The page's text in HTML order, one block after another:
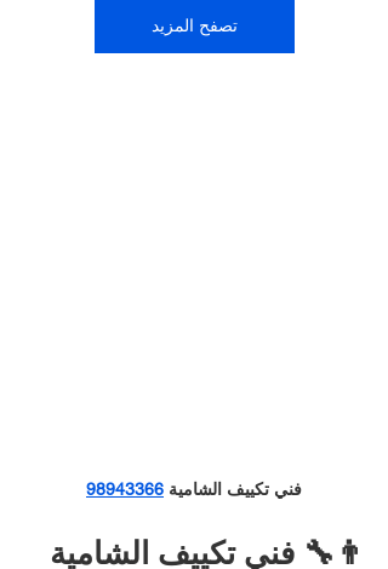
تصفح المزيد
فني تكييف الشامية 98943366
👨‍🔧 فني تكييف الشامية